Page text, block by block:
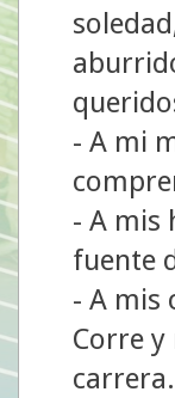
- A mi
- A mis
fuente
- A mis
Corre
carrera.